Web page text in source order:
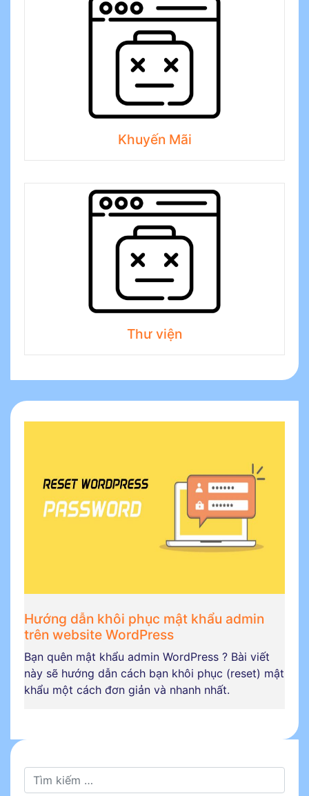
Khuyến Mãi
Thư viện
Hướng dẫn khôi phục mật khẩu admin
trên website WordPress
Bạn quên mật khẩu admin WordPress ? Bài viết
này sẽ hướng dẫn cách bạn khôi phục (reset) mật
khẩu một cách đơn giản và nhanh nhất.
Tìm kiếm cho: